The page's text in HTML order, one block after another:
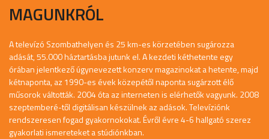
MAGUNKRÓL
A televízó Szombathelyen és 25 km-es körzetében sugározza
adását, 55.000 háztartásba jutunk el. A kezdeti kéthetente egy
órában jelentkező úgynevezett konzerv magazinokat a hetente, majd
kétnaponta, az 1990-es évek közepétől naponta sugárzott élő
műsorok váltották. 2004 óta az interneten is elérhetők vagyunk. 2008
szeptemberé-től digitálisan készülnek az adások. Televíziónk
rendszeresen fogad gyakornokokat. Évről évre 4-6 hallgató szerez
gyakorlati ismereteket a stúdiónkban.